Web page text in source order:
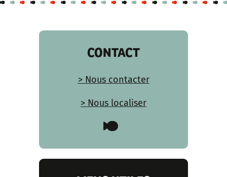
CONTACT
> Nous contacter
> Nous localiser